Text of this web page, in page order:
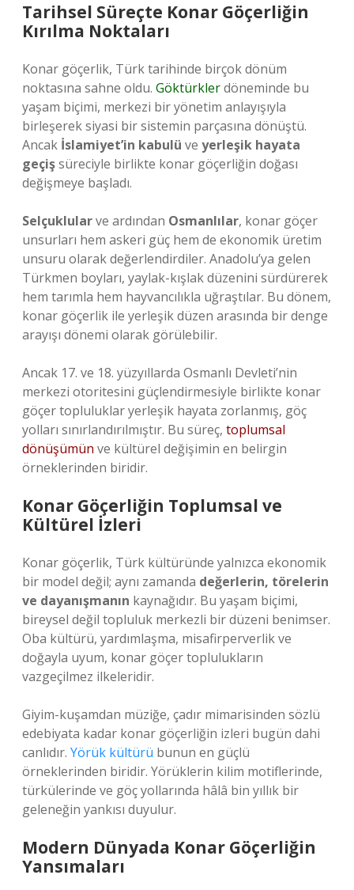
Tarihsel Süreçte Konar Göçerliğin
Kırılma Noktaları
Konar göçerlik, Türk tarihinde birçok dönüm
noktasına sahne oldu. Göktürklerdöneminde bu
yaşam biçimi, merkezi bir yönetim anlayışıyla
birleşerek siyasi bir sistemin parçasına dönüştü.
Ancak İslamiyet’in kabulü ve yerleşik hayata
geçişsüreciyle birlikte konar göçerliğin doğası
değişmeye başladı.
Selçuklularve ardından Osmanlılar, konar göçer
unsurları hem askeri güç hem de ekonomik üretim
unsuru olarak değerlendirdiler. Anadolu’ya gelen
Türkmen boyları, yaylak-kışlak düzenini sürdürerek
hem tarımla hem hayvancılıkla uğraştılar. Bu dönem,
konar göçerlik ile yerleşik düzen arasında bir denge
arayışı dönemi olarak görülebilir.
Ancak 17. ve 18. yüzyıllarda Osmanlı Devleti’nin
merkezi otoritesini güçlendirmesiyle birlikte konar
göçer topluluklar yerleşik hayata zorlanmış, göç
yolları sınırlandırılmıştır. Bu süreç, toplumsal
dönüşümün ve kültürel değişimin en belirgin
örneklerinden biridir.
Konar Göçerliğin Toplumsal ve
Kültürel İzleri
Konar göçerlik, Türk kültüründe yalnızca ekonomik
bir model değil; aynı zamanda değerlerin, törelerin
ve dayanışmanın kaynağıdır. Bu yaşam biçimi,
bireysel değil topluluk merkezli bir düzeni benimser.
Oba kültürü, yardımlaşma, misafirperverlik ve
doğayla uyum, konar göçer toplulukların
vazgeçilmez ilkeleridir.
Giyim-kuşamdan müziğe, çadır mimarisinden sözlü
edebiyata kadar konar göçerliğin izleri bugün dahi
canlıdır. Yörük kültürü bunun en güçlü
örneklerinden biridir. Yörüklerin kilim motiflerinde,
türkülerinde ve göç yollarında hâlâ bin yıllık bir
geleneğin yankısı duyulur.
Modern Dünyada Konar Göçerliğin
Yansımaları